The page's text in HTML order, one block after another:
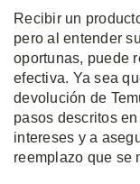
Recibir un
pero al entender
oportunas, puede
efectiva. Ya sea
devolución de
pasos descritos
intereses y a
reemplazo que se